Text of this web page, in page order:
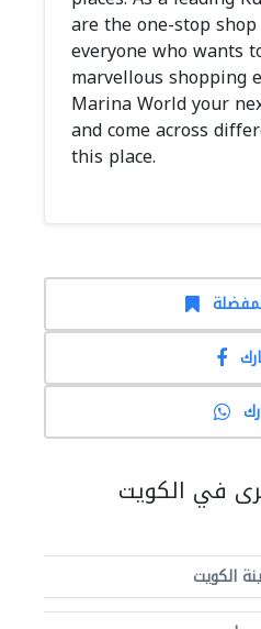
are the one-stop
everyone who wants
marvellous shopping
Marina World your
and come across
this place.
في الكويت
الكويت